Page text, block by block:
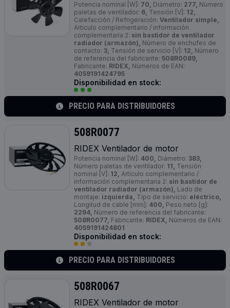
Potencia nominal [W]: 70, Diámetro: 277, Número
paletas de ventilador: 6, Tensión [V]: 12,
Calefacción / Refrigeración: Ventilador simple,
Artículo complementario / información
complementaria 2: sin bastidor de ventilador
radiador (armazón), Número de enchufes de
contacto: 3, Tensión de servicio [V]: 12, Número
de referencia del fabricante: 508R0089,
Fabricante: RIDEX, Números de EAN:
4059191424795
Disponibilidad en stock:
PRECIO PARA DISTRIBUIDORES
508R0077
RIDEX Ventilador de motor
Potencia nominal [W]: 400, Diámetro: 383,
Número paletas de ventilador: 11, Tensión
nominal [V]: 12, Artículo complementario /
información complementaria 2: sin bastidor de
ventilador radiador (armazón), Lado de
montaje: izquierda, Tipo de servicio: eléctrico,
Longitud de cable [mm]: 400, Peso neto [g]:
2294, Número de referencia del fabricante:
508R0077, Fabricante: RIDEX, Números de EAN:
4059191424801
Disponibilidad en stock:
PRECIO PARA DISTRIBUIDORES
508R0067
RIDEX Ventilador de motor